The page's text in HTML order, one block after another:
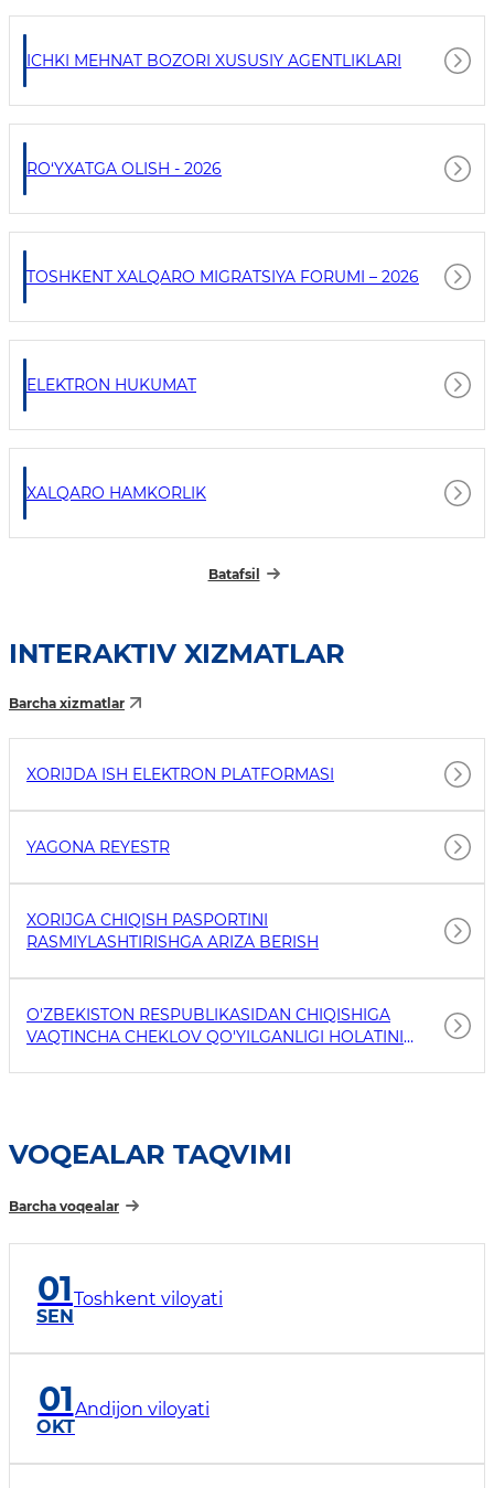
ICHKI MEHNAT BOZORI XUSUSIY AGENTLIKLARI
RO‘YXATGA OLISH - 2026
TOSHKENT XALQARO MIGRATSIYA FORUMI – 2026
ELEKTRON HUKUMAT
XALQARO HAMKORLIK
Batafsil
INTERAKTIV XIZMATLAR
Barcha xizmatlar
XORIJDA ISH ELEKTRON PLATFORMASI
YAGONA REYESTR
XORIJGA CHIQISH PASPORTINI
RASMIYLASHTIRISHGA ARIZA BERISH
O'ZBEKISTON RESPUBLIKASIDAN CHIQISHIGA
VAQTINCHA CHEKLOV QO'YILGANLIGI HOLATINI
VOQEALAR TAQVIMI
Barcha voqealar
01
SEN
Toshkent viloyati
01
OKT
Andijon viloyati